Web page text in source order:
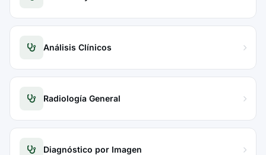
Análisis Clínicos
Radiología General
Diagnóstico por Imagen